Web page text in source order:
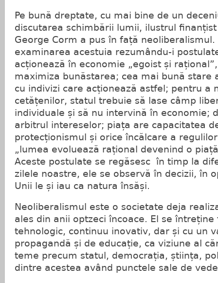
Pe bună dreptate, cu mai bine de un
discutarea schimbării lumii, ilustrul
George Corm a pus în față neoliberalismul.
examinarea acestuia rezumându-i
acționează în economie „egoist și
maximiza bunăstarea; cea mai bună stare
cu indivizi care acționează astfel; pentru a
cetățenilor, statul trebuie să lase câmp
individuale și să nu intervină în economie;
arbitrul intereselor; piața are capacitatea
protecționismul și orice încălcare a
„lumea evoluează rațional devenind o
Aceste postulate se regăsesc în timp la
zilele noastre, ele se observă în decizii, în
Unii le și iau ca natura însăși.
Neoliberalismul este o societate deja
ales din anii optzeci încoace. El se
tehnologic, continuu inovativ, dar și cu un
propagandă și de educație, ca viziune al
teme precum statul, democrația, știința,
dintre acestea având punctele sale de